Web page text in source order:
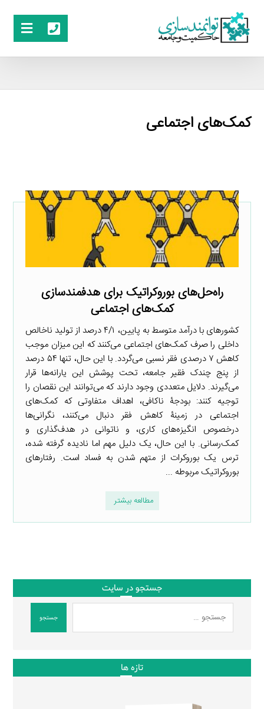
کمک‌های اجتماعی
راه‌حل‌های بوروکراتیک برای هدفمندسازی
کمک‌های اجتماعی
کشورهای با درآمد متوسط به پایین، ۴/۱ درصد از تولید ناخالص
داخلی را صرف کمک‌های اجتماعی می‌کنند که این میزان موجب
کاهش ۷ درصدی فقر نسبی می‌گردد. با این حال، تنها ۵۴ درصد
از پنج چندک فقیر جامعه، تحت پوشش این یارانه‌ها قرار
می‌گیرند. دلایل متعددی وجود دارند که می‌توانند این نقصان را
توجیه کنند: بودجۀ ناکافی، اهداف متفاوتی که کمک‌های
اجتماعی در زمینۀ کاهش فقر دنبال می‌کنند، نگرانی‌ها
درخصوص انگیزه‌های کاری، و ناتوانی در هدف‌گذاری و
کمک‌رسانی. با این حال، یک دلیل مهم اما نادیده گرفته شده،
ترس یک بوروکرات از متهم شدن به فساد است. رفتارهای
بوروکراتیک مربوطه ...
مطالعه بیشتر
جستجو در سایت
جستجو
تازه ها